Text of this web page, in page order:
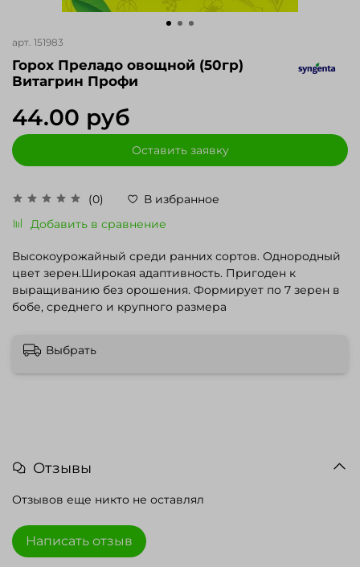
арт. 151983
Горох Преладо овощной (50гр)
Витагрин Профи
(0)
В избранное
Добавить в сравнение
44.00 руб
Оставить заявку
Высокоурожайный среди ранних сортов. Однородный
цвет зерен.Широкая адаптивность. Пригоден к
выращиванию без орошения. Формирует по 7 зерен в
бобе, среднего и крупного размера
Выбрать
Отзывы
Отзывов еще никто не оставлял
Написать отзыв